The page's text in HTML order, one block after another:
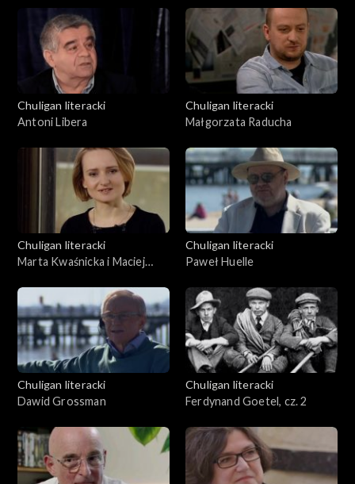
Chuligan literacki
Antoni Libera
Chuligan literacki
Małgorzata Raducha
Chuligan literacki
Marta Kwaśnicka i Maciej
Chuligan literacki
Paweł Huelle
Chuligan literacki
Dawid Grossman
Chuligan literacki
Ferdynand Goetel, cz. 2